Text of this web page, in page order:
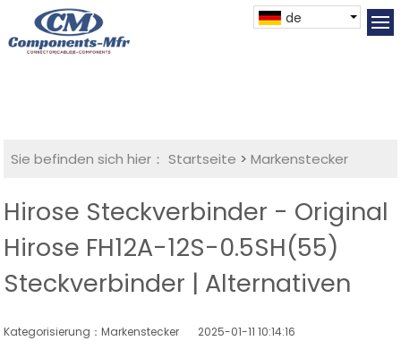
de
Sie befinden sich hier： Startseite >Markenstecker
Hirose Steckverbinder - Original
Hirose FH12A-12S-0.5SH(55)
Steckverbinder | Alternativen
Kategorisierung：Markenstecker 2025-01-11 10:14:16